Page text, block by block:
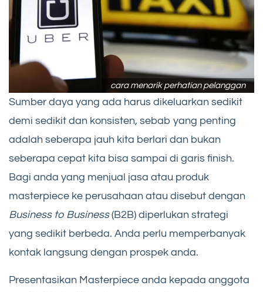
cara menarik perhatian pelanggan
Sumber daya yang ada harus dikeluarkan sedikit
demi sedikit dan konsisten, sebab yang penting
adalah seberapa jauh kita berlari dan bukan
seberapa cepat kita bisa sampai di garis finish.
Bagi anda yang menjual jasa atau produk
masterpiece ke perusahaan atau disebut dengan
Business to Business(B2B) diperlukan strategi
yang sedikit berbeda. Anda perlu memperbanyak
kontak langsung dengan prospek anda.
Presentasikan Masterpiece anda kepada anggota